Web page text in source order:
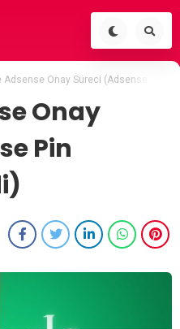
Adsense Onay Süreci (Adsense Pin
Onay
Pin